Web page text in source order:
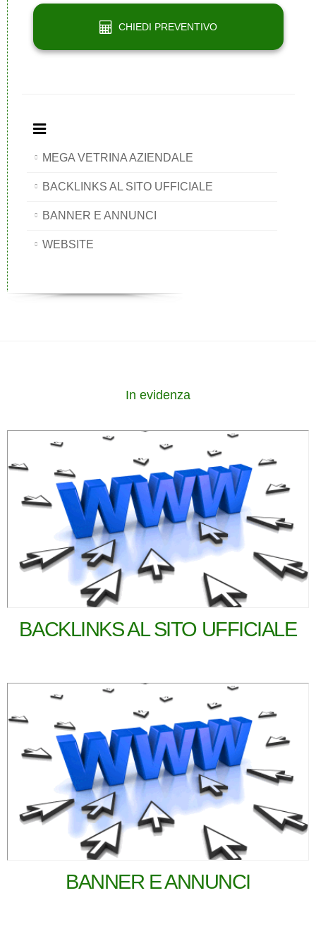
CHIEDI PREVENTIVO
MEGA VETRINA AZIENDALE
BACKLINKS AL SITO UFFICIALE
BANNER E ANNUNCI
WEBSITE
In evidenza
BACKLINKS AL SITO UFFICIALE
BANNER E ANNUNCI